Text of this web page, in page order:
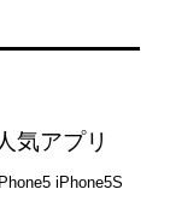
気アプリ
iPhone5S